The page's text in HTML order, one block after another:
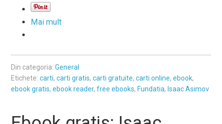
Mai mult
Din categoria:General
Etichete:carti,carti gratis,carti gratuite,carti online,ebook,
ebook gratis,ebook reader,free ebooks, Fundatia, Isaac Asimov